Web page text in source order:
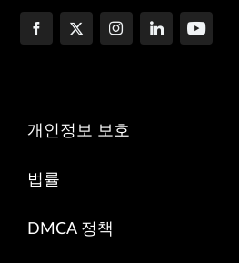
개인정보 보호
법률
DMCA 정책